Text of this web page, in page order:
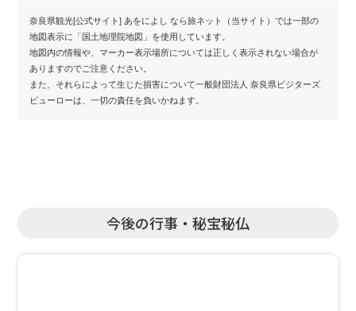
奈良県観光[公式サイト] あをによし なら旅ネット（当サイト）では一部の
地図表示に「国土地理院地図」を使用しています。
地図内の情報や、マーカー表示場所については正しく表示されない場合が
ありますのでご注意ください。
また、それらによって生じた損害について一般財団法人 奈良県ビジターズ
ビューローは、一切の責任を負いかねます。
今後の行事・秘宝秘仏